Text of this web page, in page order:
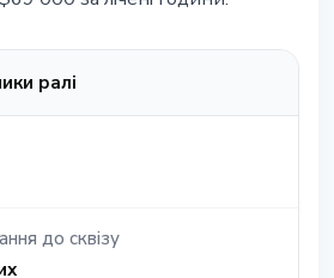
ралі
до сквізу